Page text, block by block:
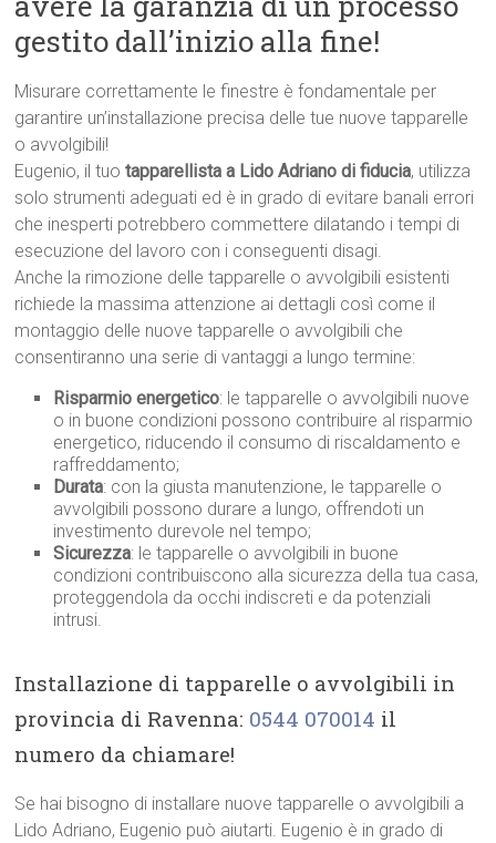
gestito dall’inizio alla fine!
Misurare correttamente le finestre è fondamentale per
garantire un’installazione precisa delle tue nuove tapparelle
o avvolgibili!
Eugenio, il tuotapparellista a Lido Adriano di fiducia, utilizza
solo strumenti adeguati ed è in grado di evitare banali errori
che inesperti potrebbero commettere dilatando i tempi di
esecuzione del lavoro con i conseguenti disagi.
Anche la rimozione delle tapparelle o avvolgibili esistenti
richiede la massima attenzione ai dettagli così come il
montaggio delle nuove tapparelle o avvolgibili che
consentiranno una serie di vantaggi a lungo termine:
Risparmio energetico: le tapparelle o avvolgibili nuove
o in buone condizioni possono contribuire al risparmio
energetico, riducendo il consumo di riscaldamento e
raffreddamento;
Durata: con la giusta manutenzione, le tapparelle o
avvolgibili possono durare a lungo, offrendoti un
investimento durevole nel tempo;
Sicurezza: le tapparelle o avvolgibili in buone
condizioni contribuiscono alla sicurezza della tua casa,
proteggendola da occhi indiscreti e da potenziali
intrusi.
Installazione di tapparelle o avvolgibili in
provincia di Ravenna: 0544 070014 il
numero da chiamare!
Se hai bisogno di installare nuove tapparelle o avvolgibili a
Lido Adriano, Eugenio può aiutarti. Eugenio è in grado di